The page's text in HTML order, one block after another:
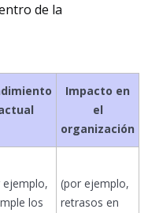
de la
Impacto en
el
organización
ejemplo,
los
(por ejemplo,
retrasos en